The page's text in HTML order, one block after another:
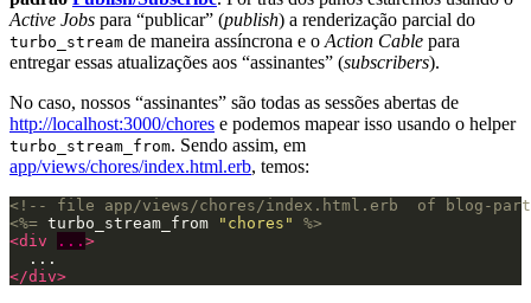
Active Jobs para “publicar” (publish) a renderização parcial do
turbo_stream de maneira assíncrona e o Action Cable para
entregar essas atualizações aos “assinantes” (subscribers).
No caso, nossos “assinantes” são todas as sessões abertas de
http://localhost:3000/chores e podemos mapear isso usando o helper
turbo_stream_from. Sendo assim, em
app/views/chores/index.html.erb, temos:
<!-- file app/views/chores/index.html.erb  of blog-
<%= turbo_stream_from "chores"
%>
<div
... >
</div>